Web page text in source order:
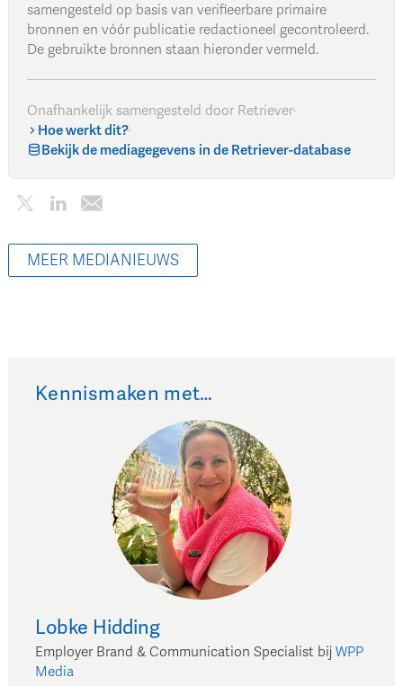
samengesteld op basis van verifieerbare primaire
bronnen en vóór publicatie redactioneel gecontroleerd.
De gebruikte bronnen staan hieronder vermeld.
Onafhankelijk samengesteld door Retriever·
Hoe werkt dit?·
Bekijk de mediagegevens in de Retriever-database
MEER MEDIANIEUWS
Kennismaken met…
Lobke Hidding
Employer Brand & Communication Specialist bij WPP
Media